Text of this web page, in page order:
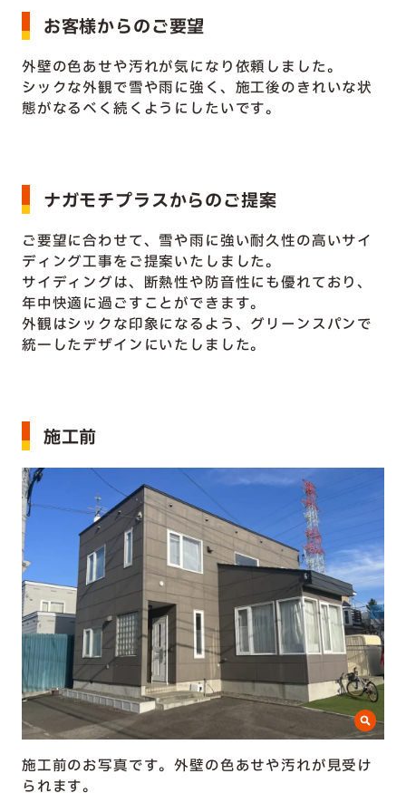
お客様からのご要望
外壁の色あせや汚れが気になり依頼しました。
シックな外観で雪や雨に強く、施工後のきれいな状
態がなるべく続くようにしたいです。
ナガモチプラスからのご提案
ご要望に合わせて、雪や雨に強い耐久性の高いサイ
ディング工事をご提案いたしました。
サイディングは、断熱性や防音性にも優れており、
年中快適に過ごすことができます。
外観はシックな印象になるよう、グリーンスパンで
統一したデザインにいたしました。
施工前
施工前のお写真です。外壁の色あせや汚れが見受け
られます。